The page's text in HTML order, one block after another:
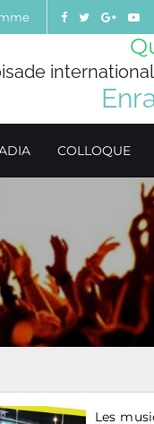
COLLOQUE
Les